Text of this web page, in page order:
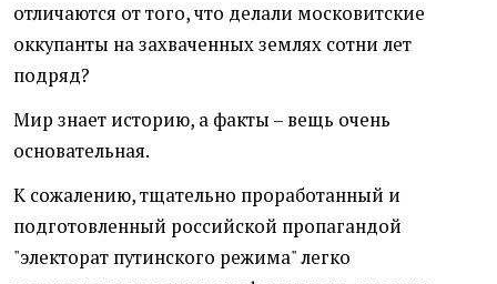
отличаются от того, что делали московитские
оккупанты на захваченных землях сотни лет
подряд?
Мир знает историю, а факты – вещь очень
основательная.
К сожалению, тщательно проработанный и
подготовленный российской пропагандой
"электорат путинского режима" легко